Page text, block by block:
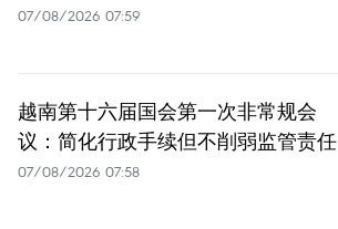
07/08/2026 07:59
越南第十六届国会第一次非常规会
议：简化行政手续但不削弱监管责任
07/08/2026 07:58